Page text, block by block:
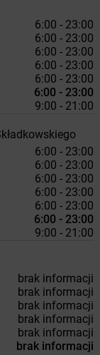
6:00 - 23:00
6:00 - 23:00
6:00 - 23:00
6:00 - 23:00
6:00 - 23:00
6:00 - 23:00
9:00 - 21:00
6:00 - 23:00
6:00 - 23:00
6:00 - 23:00
6:00 - 23:00
6:00 - 23:00
6:00 - 23:00
9:00 - 21:00
brak informacji
brak informacji
brak informacji
brak informacji
brak informacji
brak informacji